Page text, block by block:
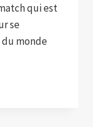
qui est
se
monde